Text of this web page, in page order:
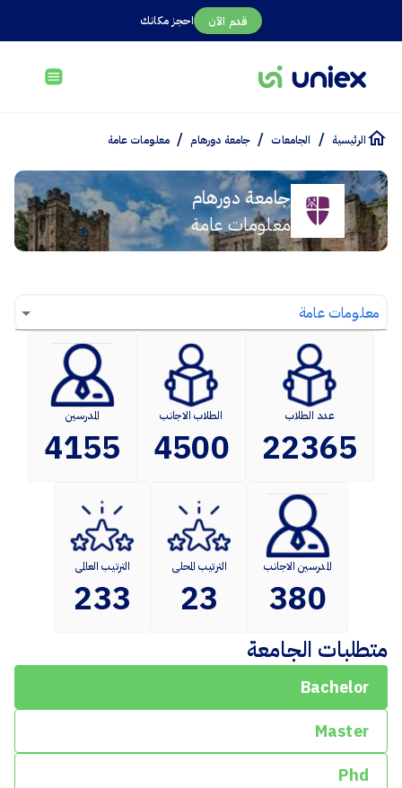
احجز مكانك قدم الآن
الرئيسية / الجامعات / جامعة دورهام / معلومات عامة
جامعة دورهام
معلومات عامة
معلومات عامة
عدد الطلاب
22365
الطلاب الاجانب
4500
المدرسين
4155
المدرسين الاجانب
380
الترتيب المحلى
23
الترتيب العالمى
233
متطلبات الجامعة
Bachelor
Master
Phd